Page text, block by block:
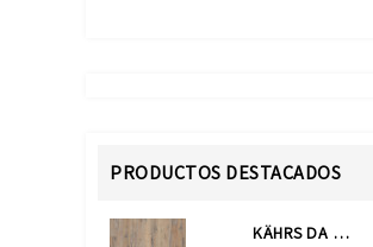
PRODUCTOS DESTACADOS
KÄHRS DA CAPO COLLECTION...